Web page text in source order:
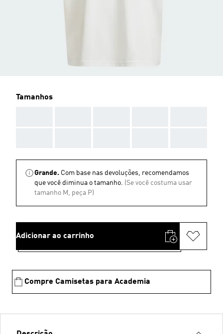
Tamanhos
Grande. Com base nas devoluções, recomendamos
que você diminua o tamanho. (Se você costuma usar
tamanho M, peça P)
Adicionar ao carrinho
Compre Camisetas para Academia